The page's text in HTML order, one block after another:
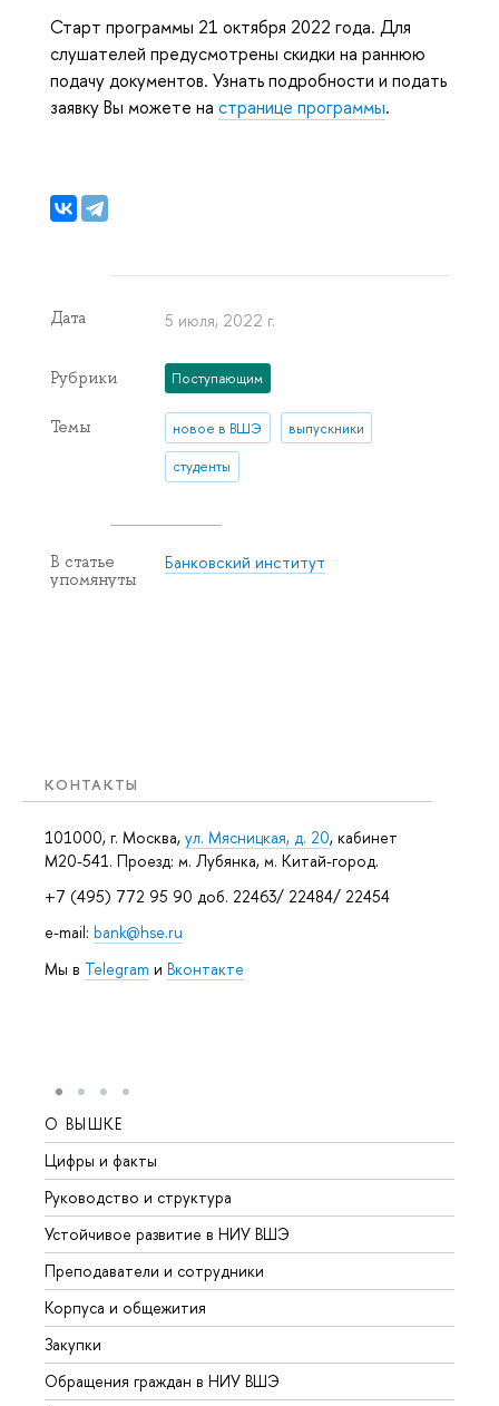
КОНТАКТЫ
101000, г. Москва, ул. Мясницкая, д. 20, кабинет
М20-541. Проезд: м. Лубянка, м. Китай-город.
+7 (495) 772 95 90 доб. 22463/ 22484/ 22454
e-mail: bank@hse.ru
Мы в Telegram и Вконтакте
Старт программы 21 октября 2022 года. Для
слушателей предусмотрены скидки на раннюю
подачу документов. Узнать подробности и подать
заявку Вы можете на странице программы.
Дата 5 июля, 2022 г.
Рубрики Поступающим
Темы новое в ВШЭ выпускники
студенты
В статье
упомянуты
Банковский институт
О ВЫШКЕ
Цифры и факты
Руководство и структура
Устойчивое развитие в НИУ ВШЭ
Преподаватели и сотрудники
Корпуса и общежития
Закупки
Обращения граждан в НИУ ВШЭ